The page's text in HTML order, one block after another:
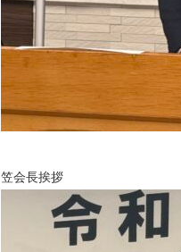
笠会長挨拶